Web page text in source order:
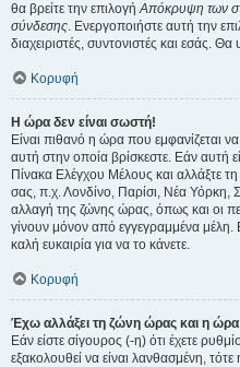
θα βρείτε την επιλογήΑπόκρυψη των
σύνδεσης. Ενεργοποιήστε αυτή την
διαχειριστές, συντονιστές και εσάς.
Κορυφή
Η ώρα δεν είναι σωστή!
Είναι πιθανό η ώρα που εμφανίζεται
αυτή στην οποία βρίσκεστε. Εάν αυτή
Πίνακα Ελέγχου Μέλους και αλλάξτε
σας, π.χ. Λονδίνο, Παρίσι, Νέα Υόρκη,
αλλαγή της ζώνης ώρας, όπως και οι
γίνουν μόνον από εγγεγραμμένα μέλη.
καλή ευκαιρία για να το κάνετε.
Κορυφή
Έχω αλλάξει τη ζώνη ώρας και η ώρα
Εάν είστε σίγουρος (-η) ότι έχετε
εξακολουθεί να είναι λανθασμένη,